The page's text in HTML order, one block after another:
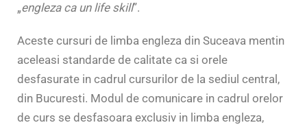
„engleza ca un life skill”.
Aceste cursuri de limba engleza din Suceava mentin
aceleasi standarde de calitate ca si orele
desfasurate in cadrul cursurilor de la sediul central,
din Bucuresti. Modul de comunicare in cadrul orelor
de curs se desfasoara exclusiv in limba engleza,